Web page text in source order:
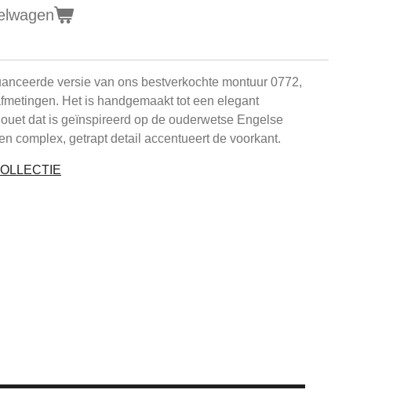
versie van ons bestverkochte montuur 0772,
Het is handgemaakt tot een elegant
dat is geïnspireerd op de ouderwetse Engelse
complex, getrapt detail accentueert de voorkant.